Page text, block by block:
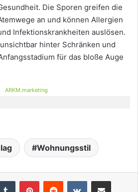
Die Sporen greifen die
an und können Allergien
Infektionskrankheiten auslösen.
hinter Schränken und
für das bloße Auge
ARKM.marketing
Wohnungsstil